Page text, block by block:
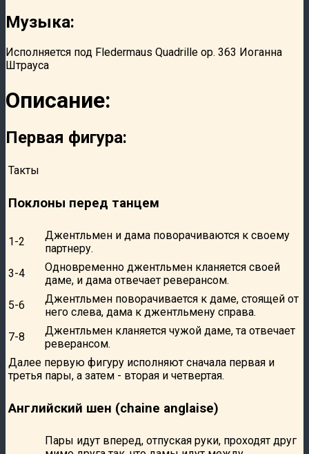
Музыка:
Исполняется под Fledermaus Quadrille op. 363 Иоганна
Штрауса
Описание:
Первая фигура:
Такты
Поклоны перед танцем
1-2
Джентльмен и дама поворачиваются к своему
партнеру.
3-4
Одновременно джентльмен кланяется своей
даме, и дама отвечает реверансом.
5-6
Джентльмен поворачивается к даме, стоящей от
него слева, дама к джентльмену справа.
7-8
Джентльмен кланяется чужой даме, та отвечает
реверансом.
Далее первую фигуру исполняют сначала первая и
третья пары, а затем - вторая и четвертая.
Английский шен (chaine anglaise)
Пары идут вперед, отпуская руки, проходят друг